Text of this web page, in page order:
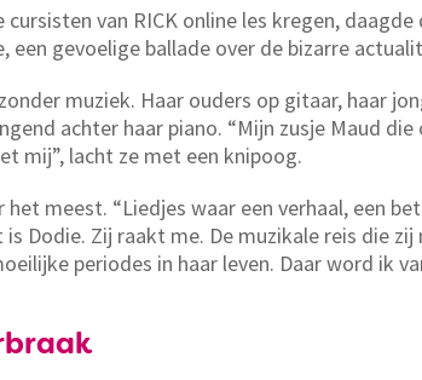
van RICK online les kregen,
een gevoelige ballade over de bizarre
muziek. Haar ouders op gitaar, haar
achter haar piano. “Mijn zusje Maud die
mij”, lacht ze met een knipoog.
meest. “Liedjes waar een verhaal, een
Dodie. Zij raakt me. De muzikale reis die zij
periodes in haar leven. Daar word ik